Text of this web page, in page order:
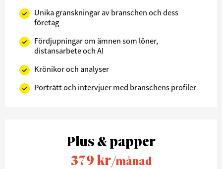
Unika granskningar av branschen och dess
företag
Fördjupningar om ämnen som löner,
distansarbete och AI
Krönikor och analyser
Porträtt och intervjuer med branschens profiler
Plus & papper
379 kr/månad